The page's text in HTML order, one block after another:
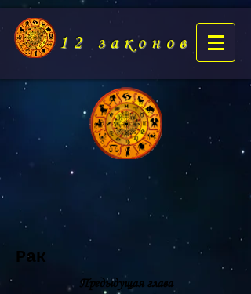
12 законов
Рак
Предыдущая глава